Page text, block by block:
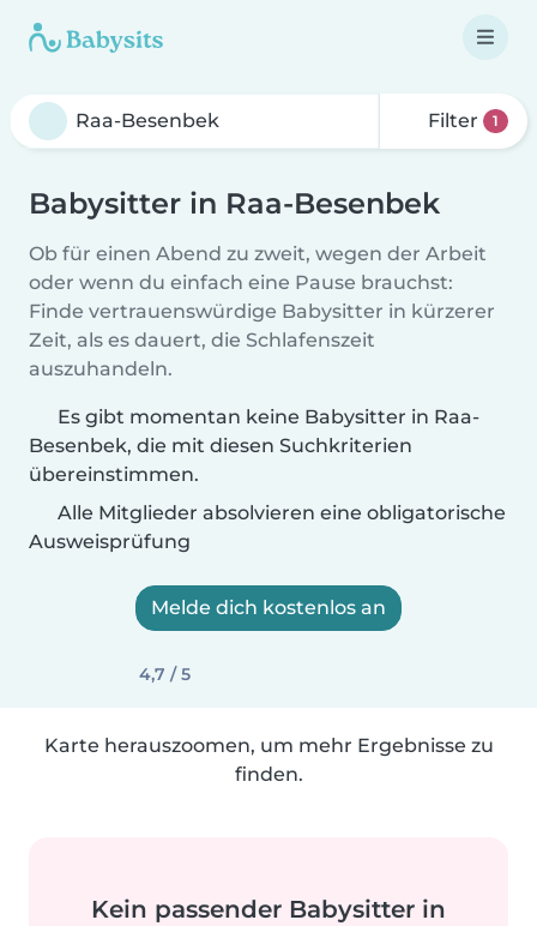
Filter 1
Babysitter in Raa-Besenbek
Ob für einen Abend zu zweit, wegen der Arbeit
oder wenn du einfach eine Pause brauchst:
Finde vertrauenswürdige Babysitter in kürzerer
Zeit, als es dauert, die Schlafenszeit
auszuhandeln.
Es gibt momentan keine Babysitter in Raa-
Besenbek, die mit diesen Suchkriterien
übereinstimmen.
Alle Mitglieder absolvieren eine obligatorische
Ausweisprüfung
Melde dich kostenlos an
4,7 / 5
Karte herauszoomen, um mehr Ergebnisse zu
finden.
Kein passender Babysitter in